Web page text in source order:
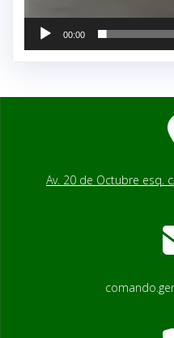
00:00
Av. 20 de Octubre esq.